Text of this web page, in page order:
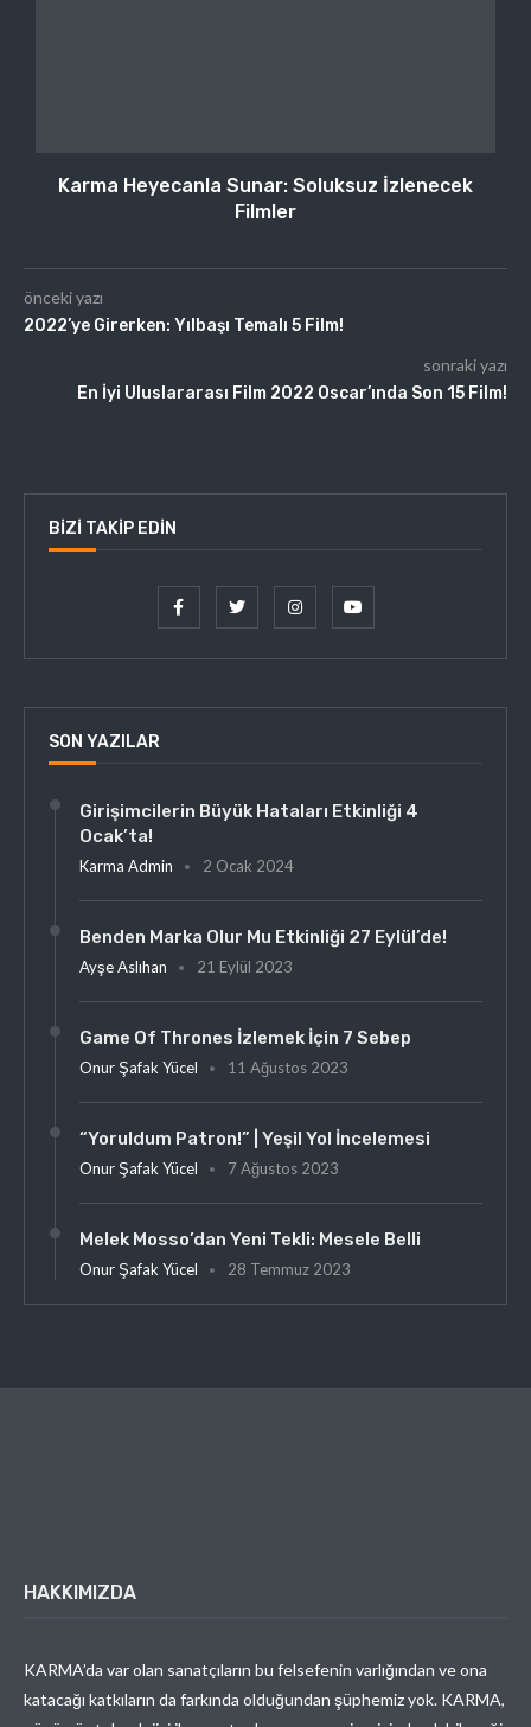
Karma Heyecanla Sunar: Soluksuz İzlenecek
Filmler
önceki yazı
2022’ye Girerken: Yılbaşı Temalı 5 Film!
sonraki yazı
En İyi Uluslararası Film 2022 Oscar’ında Son 15 Film!
BIZI TAKIP EDIN
SON YAZILAR
Girişimcilerin Büyük Hataları Etkinliği 4
Ocak’ta!
Karma Admin 2 Ocak 2024
Benden Marka Olur Mu Etkinliği 27 Eylül’de!
Ayşe Aslıhan 21 Eylül 2023
Game Of Thrones İzlemek İçin 7 Sebep
Onur Şafak Yücel 11 Ağustos 2023
“Yoruldum Patron!” | Yeşil Yol İncelemesi
Onur Şafak Yücel 7 Ağustos 2023
Melek Mosso’dan Yeni Tekli: Mesele Belli
Onur Şafak Yücel 28 Temmuz 2023
HAKKIMIZDA
KARMA’da var olan sanatçıların bu felsefenin varlığından ve ona
katacağı katkıların da farkında olduğundan şüphemiz yok. KARMA,